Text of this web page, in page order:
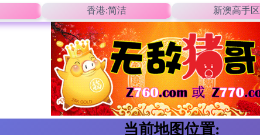
香港:简洁 新澳高手区
当前地图位置: